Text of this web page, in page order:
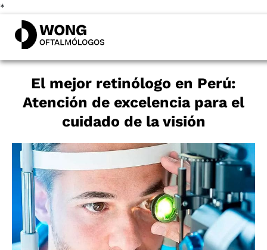
*
El mejor retinólogo en Perú:
Atención de excelencia para el
cuidado de la visión